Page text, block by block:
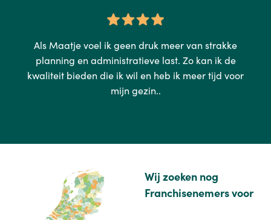
Als Maatje voel ik geen druk meer van strakke
planning en administratieve last. Zo kan ik de
kwaliteit bieden die ik wil en heb ik meer tijd voor
mijn gezin..
Wij zoeken nog
Franchisenemers voor